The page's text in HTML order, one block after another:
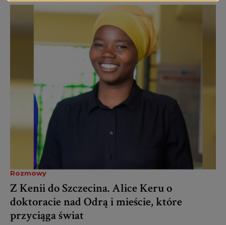
Rozmowy
Z Kenii do Szczecina. Alice Keru o
doktoracie nad Odrą i mieście, które
przyciąga świat